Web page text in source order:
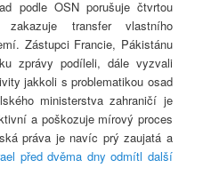
podle OSN porušuje čtvrtou
transfer vlastního
Zástupci Francie, Pákistánu
zprávy podíleli, dále vyzvali
jakkoli s problematikou osad
ministerstva zahraničí je
a poškozuje mírový proces
práva je navíc prý zaujatá a
před dvěma dny odmítl další